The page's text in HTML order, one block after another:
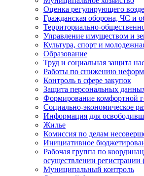
Оценка регулирующего
Гражданская оборона, ЧС и
Территориально-
Управление имуществом и
Культура, спорт и
Образование
Труд и социальная защита
Работы по снижению
Контроль в сфере закупок
Защита персональных
Формирование комфортной
Социально-экономическое
Информация для
Жилье
Комиссия по делам
Инициативное
Рабочая группа по
осуществлении регистрации
Муниципальный контроль